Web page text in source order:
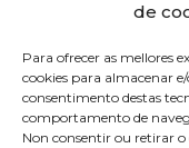
de
Para ofrecer as mellores
cookies para almacenar
consentimento destas
comportamento de
Non consentir ou retirar